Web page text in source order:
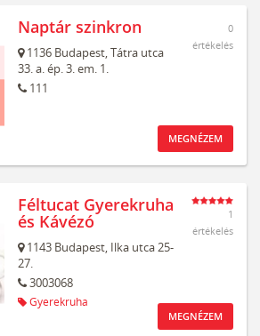
Naptár szinkron
1136 Budapest,Tátra utca
33. a. ép. 3. em. 1.
111
0
értékelés
MEGNÉZEM
Féltucat Gyerekruha
és Kávézó
1143 Budapest, Ilka utca 25-
27.
3003068
Gyerekruha
1
értékelés
MEGNÉZEM